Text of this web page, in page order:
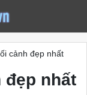
cảnh đẹp nhất
đẹp nhất